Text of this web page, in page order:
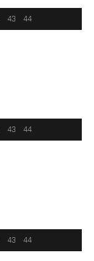
43 44
43 44
43 44